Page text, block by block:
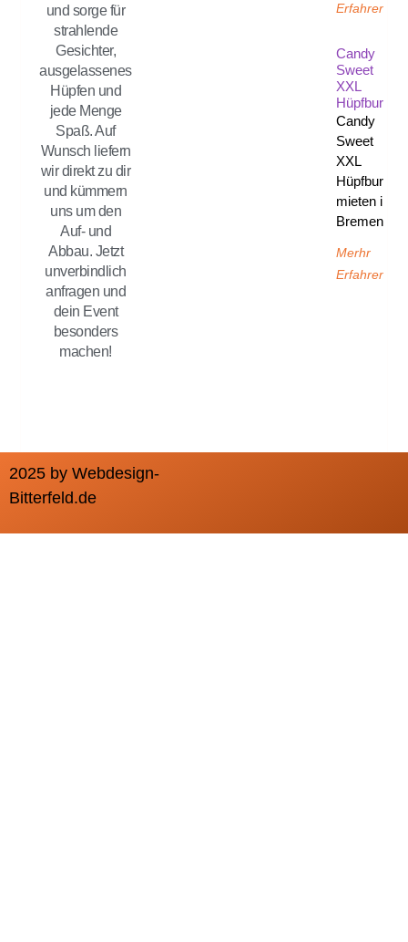
und sorge für
strahlende
Gesichter,
ausgelassenes
Hüpfen und
jede Menge
Spaß. Auf
Wunsch liefern
wir direkt zu dir
und kümmern
uns um den
Auf- und
Abbau. Jetzt
unverbindlich
anfragen und
dein Event
besonders
machen!
Erfahren
Candy
Sweet
XXL
Hüpfburg
Candy
Sweet
XXL
Hüpfburg
mieten in
Bremen
Merhr
Erfahren
2025 by Webdesign-
Bitterfeld.de